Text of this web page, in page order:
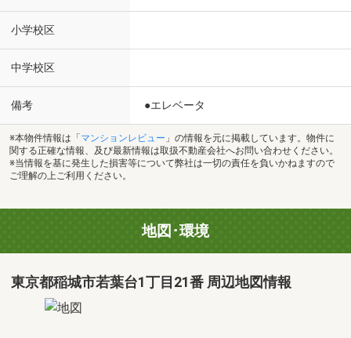
小学校区
中学校区
備考 ●エレベータ
※本物件情報は「 マンションレビュー 」の情報を元に掲載しています。物件に
関する正確な情報、及び最新情報は取扱不動産会社へお問い合わせください。
※当情報を基に発生した損害等について弊社は一切の責任を負いかねますので
ご理解の上ご利用ください。
地図･環境
東京都稲城市若葉台1丁目21番 周辺地図情報